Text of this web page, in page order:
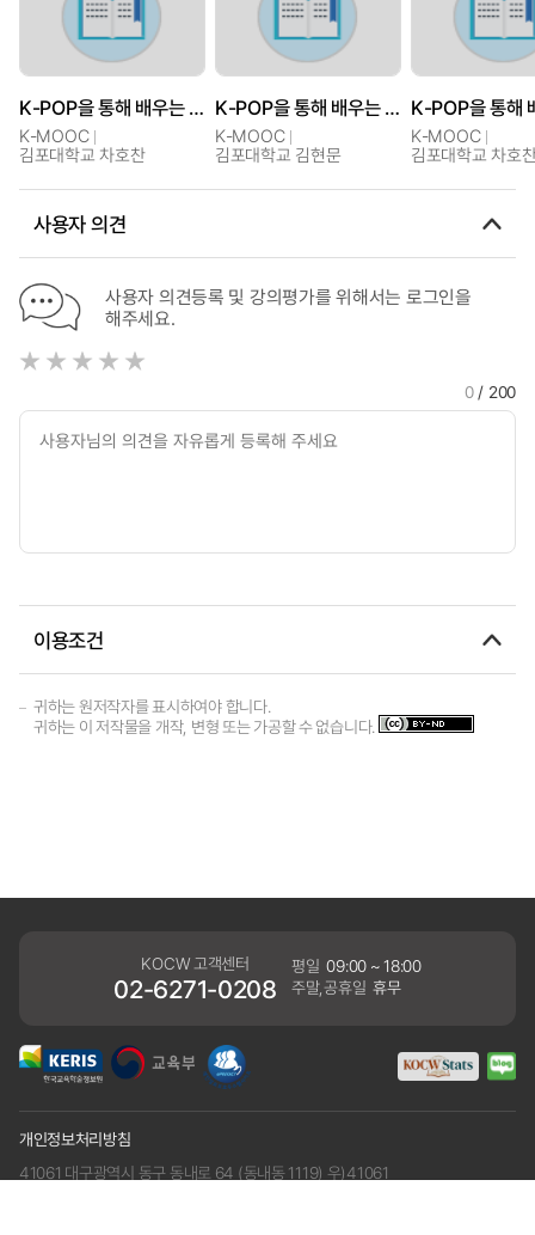
K-POP을 통해 배우는 STREET DANCE 기초 3
K-MOOC
김포대학교 차호찬
K-POP을 통해 배우는 STREET DANCE 기초 2
K-MOOC
김포대학교 김현문
K-MOOC
김포대학교 차호
사용자 의견
사용자 의견등록 및 강의평가를 위해서는 로그인을
해주세요.
0/ 200
이용조건
귀하는 원저작자를 표시하여야 합니다.
귀하는 이 저작물을 개작, 변형 또는 가공할 수 없습니다.
KOCW 고객센터
02-6271-0208
평일 09:00 ~ 18:00
주말,공휴일 휴무
개인정보처리방침
41061 대구광역시 동구 동내로 64 (동내동 1119) 우)41061